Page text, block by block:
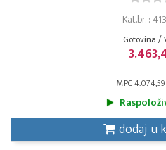
Kat.br. :
Gotovina /
MPC
dodaj u